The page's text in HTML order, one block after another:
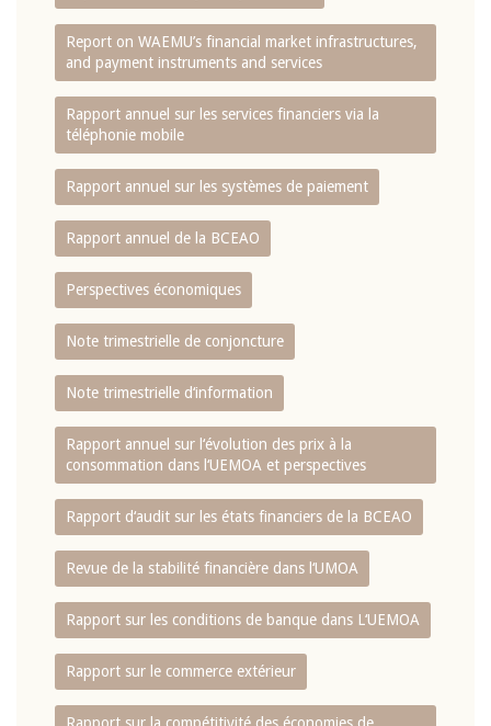
Report on WAEMU’s financial market infrastructures,
and payment instruments and services
Rapport annuel sur les services financiers via la
téléphonie mobile
Rapport annuel sur les systèmes de paiement
Rapport annuel de la BCEAO
Perspectives économiques
Note trimestrielle de conjoncture
Note trimestrielle d‘information
Rapport annuel sur l‘évolution des prix à la
consommation dans l‘UEMOA et perspectives
Rapport d‘audit sur les états financiers de la BCEAO
Revue de la stabilité financière dans l‘UMOA
Rapport sur les conditions de banque dans L‘UEMOA
Rapport sur le commerce extérieur